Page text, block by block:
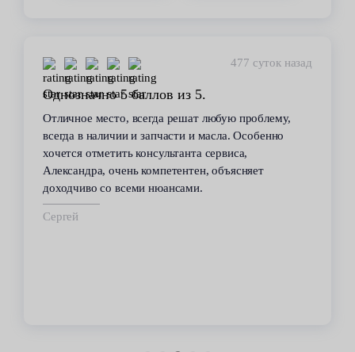
477 суток назад
Однозначно 5 баллов из 5.
Отличное место, всегда решат любую проблему,
всегда в наличии и запчасти и масла. Особенно
хочется отметить консультанта сервиса,
Александра, очень компетентен, объясняет
доходчиво со всеми нюансами.
Сергей